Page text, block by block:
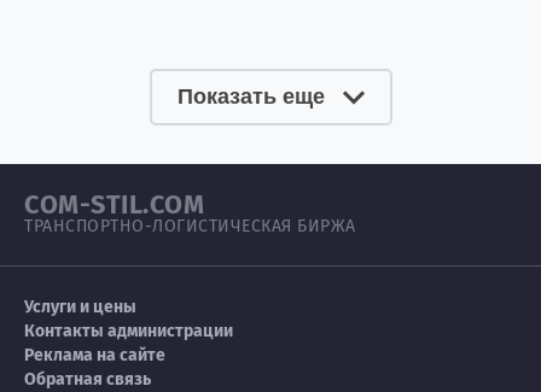
Показать еще
COM-STIL.COM
ТРАНСПОРТНО-ЛОГИСТИЧЕСКАЯ БИРЖА
Услуги и цены
Контакты администрации
Реклама на сайте
Обратная связь